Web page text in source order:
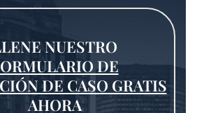
NUESTRO
DE
DE CASO GRATIS
AHORA